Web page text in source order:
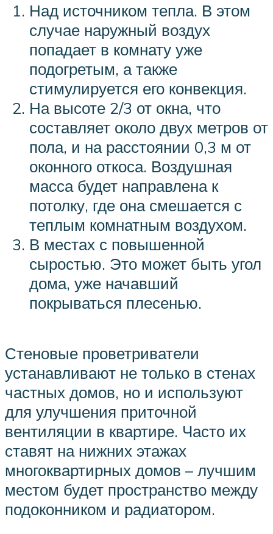
Над источником тепла. В этом
случае наружный воздух
попадает в комнату уже
подогретым, а также
стимулируется его конвекция.
На высоте 2/3 от окна, что
составляет около двух метров от
пола, и на расстоянии 0,3 м от
оконного откоса. Воздушная
масса будет направлена к
потолку, где она смешается с
теплым комнатным воздухом.
В местах с повышенной
сыростью. Это может быть угол
дома, уже начавший
покрываться плесенью.
Стеновые проветриватели
устанавливают не только в стенах
частных домов, но и используют
для улучшения приточной
вентиляции в квартире. Часто их
ставят на нижних этажах
многоквартирных домов – лучшим
местом будет пространство между
подоконником и радиатором.